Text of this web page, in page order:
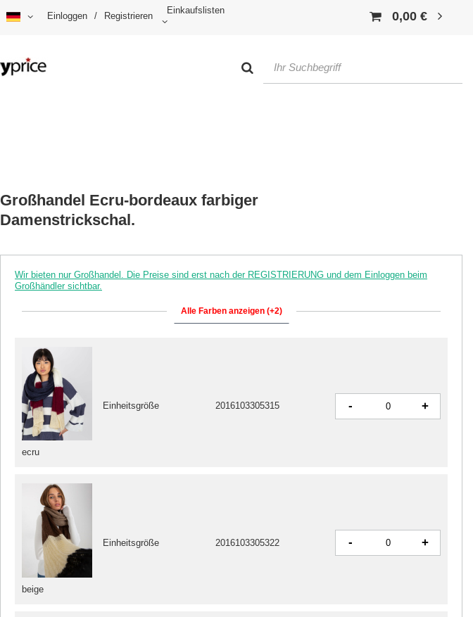
Einloggen / Registrieren
Einkaufslisten 0,00 €
Großhandel Ecru-bordeaux farbiger
Damenstrickschal.
Wir bieten nur Großhandel. Die Preise sind erst nach der REGISTRIERUNG und dem Einloggen beim
Großhändler sichtbar.
Alle Farben anzeigen (+2)
beige
Einheitsgröße 2016103305322 - +
ecru
Einheitsgröße 2016103305315 - +